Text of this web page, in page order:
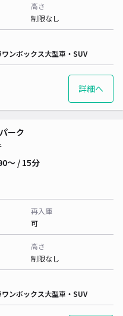
高さ
制限なし
ワンボックス大型車・SUV
詳細へ
ーク
〜 / 15分
再入庫
可
高さ
制限なし
ワンボックス大型車・SUV